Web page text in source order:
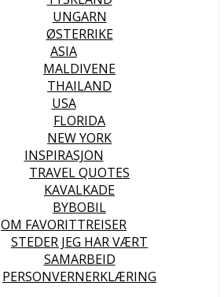
UNGARN
ØSTERRIKE
ASIA
MALDIVENE
THAILAND
USA
FLORIDA
NEW YORK
INSPIRASJON
TRAVEL QUOTES
KAVALKADE
BYBOBIL
OM FAVORITTREISER
STEDER JEG HAR VÆRT
SAMARBEID
PERSONVERNERKLÆRING